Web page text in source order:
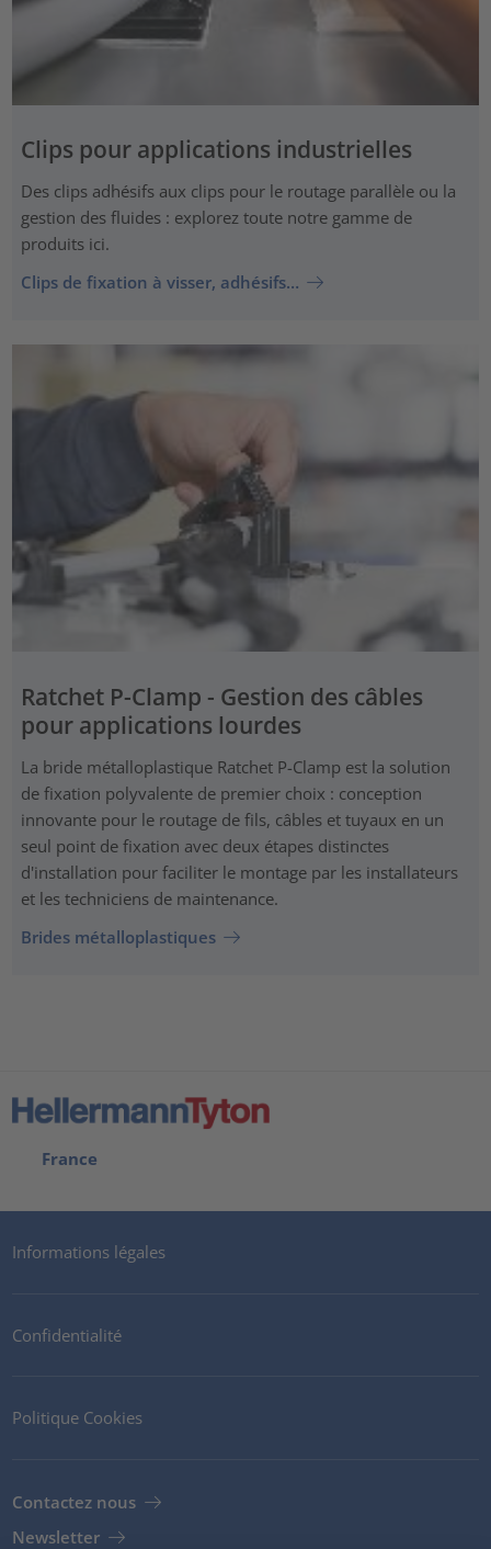
Clips pour applications industrielles
Des clips adhésifs aux clips pour le routage parallèle ou la
gestion des fluides : explorez toute notre gamme de
produits ici.
Clips de fixation à visser, adhésifs…
Ratchet P-Clamp - Gestion des câbles
pour applications lourdes
La bride métalloplastique Ratchet P-Clamp est la solution
de fixation polyvalente de premier choix : conception
innovante pour le routage de fils, câbles et tuyaux en un
seul point de fixation avec deux étapes distinctes
d'installation pour faciliter le montage par les installateurs
et les techniciens de maintenance.
Brides métalloplastiques
France
Informations légales
Confidentialité
Politique Cookies
Contactez nous
Newsletter